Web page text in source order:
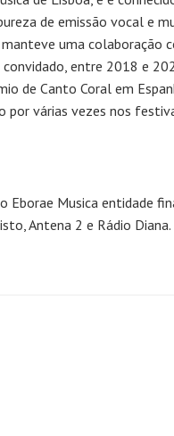
de emissão vocal e
uma colaboração
entre 2018 e
de Canto Coral em
várias vezes nos
Eborae Musica entidade
Antena 2 e Rádio Diana.